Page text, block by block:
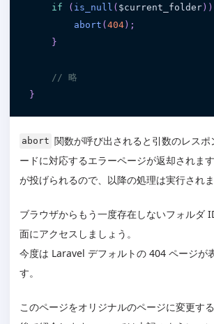
if ( is_null ( $current_folder) )
abort (404) ;
}
// 略
}
abort 関数が呼び出されると引数のレスポ
ードに対応するエラーページが返却されま
が投げられるので、以降の処理は実行されま
ブラウザからもう一度存在しないフォルダ
面にアクセスしましょう。
今度は Laravel デフォルトの 404 ページが
す。
このページをオリジナルのページに変更す